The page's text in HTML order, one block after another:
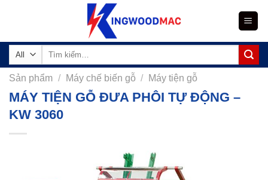
Tìm
Sản phẩm / Máy chế biến gỗ / Máy tiện gỗ
MÁY TIỆN GỖ ĐƯA PHÔI TỰ ĐỘNG –
KW 3060